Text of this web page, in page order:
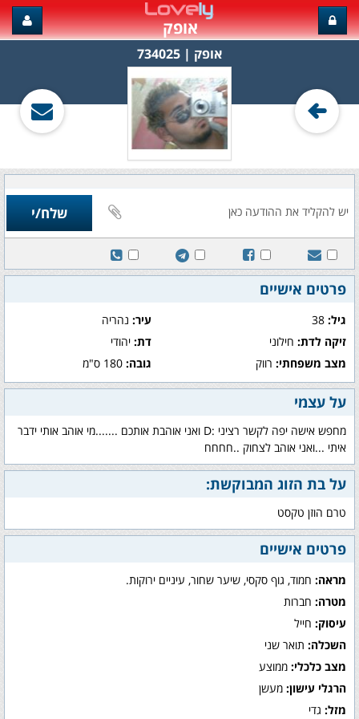
אופק
אופק‏ | 734025
פרטים אישיים
גיל: עיר:נהריה
זיקה לדת: חילוני דת:יהודי
מצב משפחתי: רווק גובה:180 ס"מ
על עצמי
מחפש אישה יפה לקשר רציני :D ואני אוהבת אותכם .......מי אוהב אותי ידבר
איתי ...ואני אוהב לצחוק ..חחחח
על בת הזוג המבוקשת:
טרם הוזן טקסט
פרטים אישיים
מראה: חמוד, גוף סקסי, שיער שחור, עיניים ירוקות.
מטרה: חברות
עיסוק: חייל
השכלה: תואר שני
מצב כלכלי: ממוצע
הרגלי עישון: מעשן
מזל: גדי